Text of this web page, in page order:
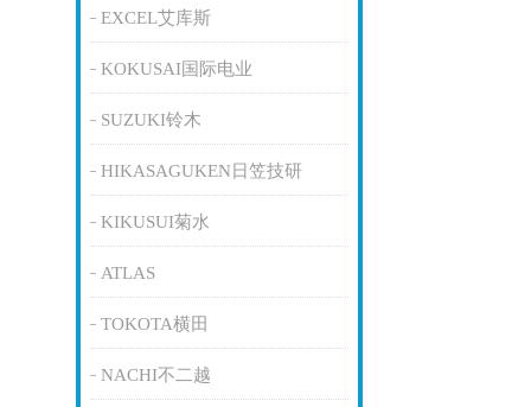
EXCEL艾库斯
KOKUSAI国际电业
SUZUKI铃木
HIKASAGUKEN日笠技研
KIKUSUI菊水
ATLAS
TOKOTA横田
NACHI不二越